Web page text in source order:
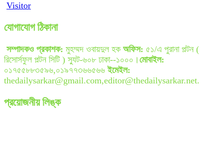
Visitor
যোগাযোগ ঠিকানা
সম্পাদকও প্রকাশক: মুহম্মদ ওবায়দুল হক অফিস: ৫১/এ পুরানা পল্টন (
রিসোর্সফুল পল্টন সিটি ) স্যুট-৬০৮ ঢাকা--১০০০। মোবাইল:
০১৭৫৫৮৮৩৫৯৬,০১৯৭৭৩৬৬৫৬৬ ইমেইল:
thedailysarkar@gmail.com,editor@thedailysarkar.net.
প্রয়োজনীয় লিঙ্ক